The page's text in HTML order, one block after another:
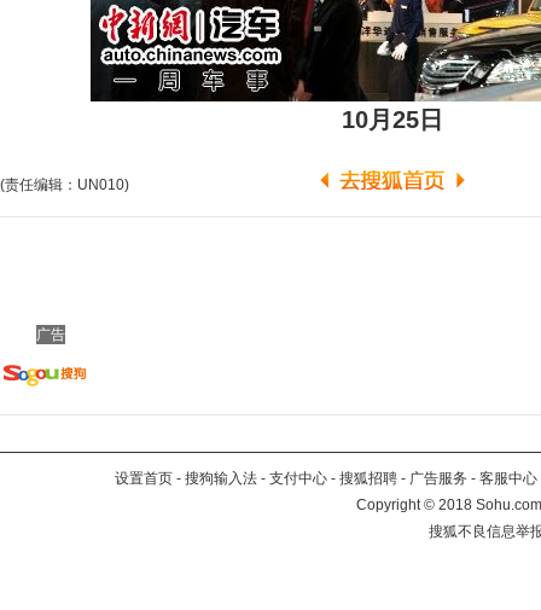
10月25日
(责任编辑：UN010)
广告
设置首页 - 搜狗输入法 - 支付中心 - 搜狐招聘 - 广告服务 - 客服中心
Copyright©2018
搜狐不良信息举